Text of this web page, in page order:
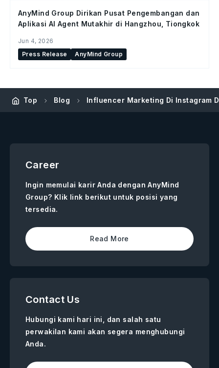
AnyMind Group Dirikan Pusat Pengembangan dan
Aplikasi AI Agent Mutakhir di Hangzhou, Tiongkok
Jun 4, 2026
Press Release
AnyMind Group
Top Blog Influencer Marketing Di Instagram
Career
Ingin memulai karir Anda dengan AnyMind
Group? Klik link berikut untuk posisi yang
tersedia.
Read More
Contact Us
Hubungi kami hari ini, dan salah satu
perwakilan kami akan segera menghubungi
Anda.